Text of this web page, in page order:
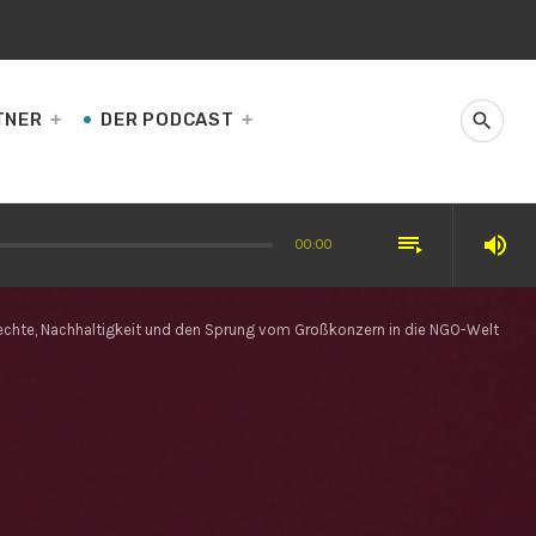
DER PODCAST search
00:00 playlist_play volume_up
Nachhaltigkeit und den Sprung vom Großkonzern in die NGO-Welt